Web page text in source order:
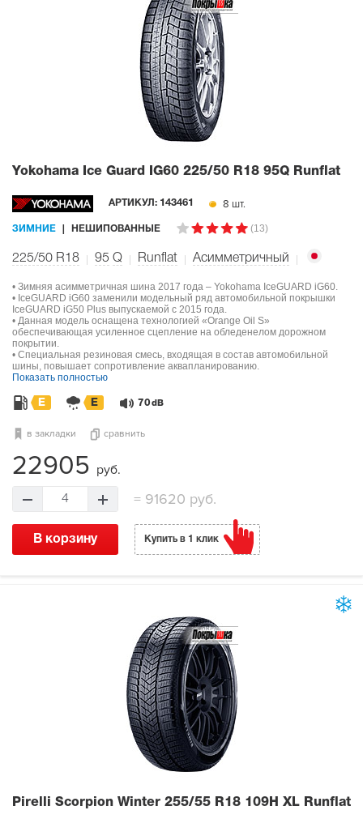
Yokohama Ice Guard IG60 225/50 R18 95Q Runflat
АРТИКУЛ: 143461 8 шт.
ЗИМНИЕ НЕШИПОВАННЫЕ (13)
225/50 R18 95 Q Runflat Асимметричный
• Зимняя асимметричная шина 2017 года – Yokohama IceGUARD iG60.
• IceGUARD iG60 заменили модельный ряд автомобильной покрышки
IceGUARD iG50 Plus выпускаемой с 2015 года.
• Данная модель оснащена технологией «Orange Oil S»
обеспечивающая усиленное сцепление на обледенелом дорожном
покрытии.
• Специальная резиновая смесь, входящая в состав автомобильной
шины, повышает сопротивление аквапланированию.
Показать полностью
E E 70 dB
в закладки сравнить
22905 руб.
4 =91620 руб.
В корзину Купить в 1 клик
Pirelli Scorpion Winter 255/55 R18 109H XL Runflat